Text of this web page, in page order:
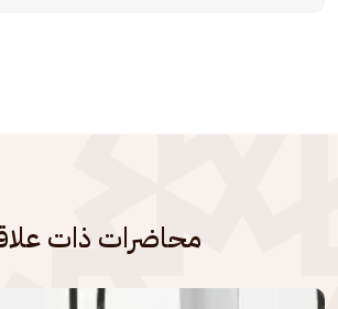
محاضرات ذات
الصورة